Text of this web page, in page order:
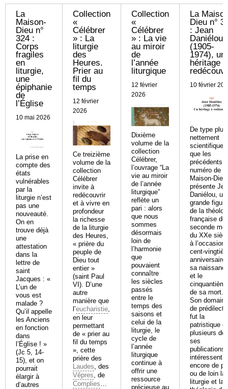
La
Maison-
Dieu n°
324 :
Corps
fragiles
en
liturgie,
une
épiphanie
de
l’Église
10 mai 2026
La prise en
compte des
états
vulnérables
par la
liturgie n’est
pas une
nouveauté.
On en
trouve déjà
une
attestation
dans la
lettre de
saint
Jacques : «
L’un de
vous est
malade ?
Qu’il appelle
les Anciens
en fonction
dans
l’Église ! »
(Jc 5, 14-
15), et on
pourrait
élargir à
d’autres
Collection
«
Célébrer
» : La
liturgie
des
Heures.
Prier au
fil du
temps
12 février
2026
Ce treizième
volume de la
collection
Célébrer
invite à
redécouvrir
et à vivre en
profondeur
la richesse
de la liturgie
des Heures,
« prière du
peuple de
Dieu tout
entier »
(saint Paul
VI). D’une
autre
manière que
l’eucharistie,
en leur
permettant
de « prier au
fil du temps
», cette
prière des
Laudes, des
Vêpres, de
Complies…
Collection
«
Célébrer
» : La vie
au miroir
de
l’année
liturgique
12 février
2026
Dixième
volume de la
collection
Célébrer,
l’ouvrage “La
vie au miroir
de l’année
liturgique”
reflète un
pari : alors
que nous
sommes
désormais
loin de
l’harmonie
que
pouvaient
connaître
les siècles
passés
entre le
temps des
saisons et
celui de la
liturgie, le
cycle de
l’année
liturgique
continue à
offrir une
ressource
précieuse au
La
Dieu n°
: Jean
Daniélou
(1905-
1974), un
héritage à
10 février
De type plus
nettement
scientifique
que les
précédents,
numéro de
Maison-Dieu
présente
Daniélou,
grande figure
de la
française de
seconde
du XXe
à l’occasion
cent-
anniversaire
sa
et le
de sa mort.
Son domaine
de
fut la
patristique et
plusieurs de
ses
publications
intéressent
encore de
ou de loin la
liturgie et la